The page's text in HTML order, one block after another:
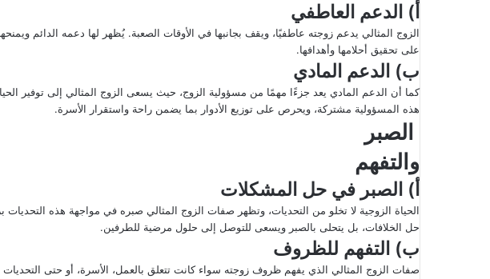
أ) الدعم العاطفي
الزوج المثالي يدعم زوجته عاطفيًا، ويقف بجانبها في الأوقات الصعبة. يُظهر لها دعمه الدائم
على تحقيق أحلامها وأهدافها.
ب) الدعم المادي
كما أن الدعم المادي يعد جزءًا مهمًا من مسؤولية الزوج، حيث يسعى الزوج المثالي إلى توفير
هذه المسؤولية مشتركة، ويحرص على توزيع الأدوار بما يضمن راحة واستقرار الأسرة.
الصبر
والتفهم
أ) الصبر في حل المشكلات
الحياة الزوجية لا تخلو من التحديات، وتظهر صفات الزوج المثالي صبره في مواجهة هذه التحديات
حل الخلافات، بل يتحلى بالصبر ويسعى للتوصل إلى حلول مرضية للطرفين.
ب) التفهم للظروف
صفات الزوج المثالي الذي يفهم ظروف زوجته سواء كانت تتعلق بالعمل، الأسرة، أو حتى التحديات